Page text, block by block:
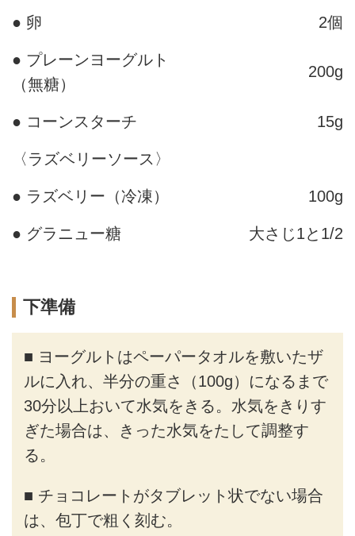
● 卵 2個
● プレーンヨーグルト
（無糖）
200g
● コーンスターチ 15g
〈ラズベリーソース〉
● ラズベリー（冷凍） 100g
● グラニュー糖 大さじ1と1/2
下準備
■ ヨーグルトはペーパータオルを敷いたザ
ルに入れ、半分の重さ（100g）になるまで
30分以上おいて水気をきる。水気をきりす
ぎた場合は、きった水気をたして調整す
る。
■ チョコレートがタブレット状でない場合
は、包丁で粗く刻む。